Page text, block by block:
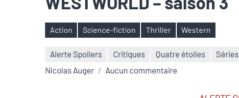
Étiquettes
Action Science-fiction Thriller Western
Alerte Spoilers Critiques Quatre étoiles Séries
Nicolas Auger
Aucun commentaire